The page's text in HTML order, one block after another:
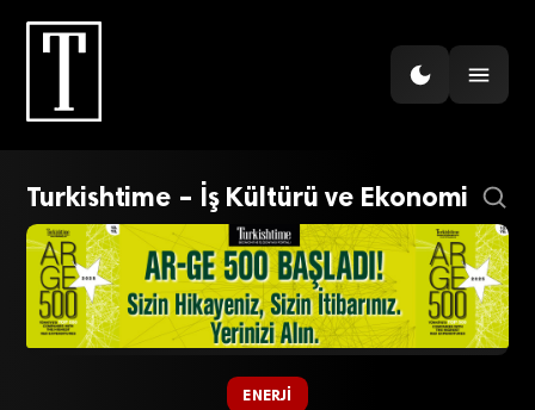
Turkishtime – İş Kültürü ve Ekonomi
ENERJI